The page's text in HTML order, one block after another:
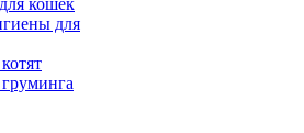
кошек
для